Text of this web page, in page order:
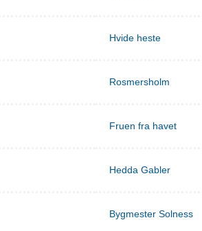
Hvide heste
Rosmersholm
Fruen fra havet
Hedda Gabler
Bygmester Solness